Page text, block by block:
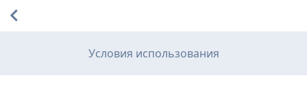
Условия использования